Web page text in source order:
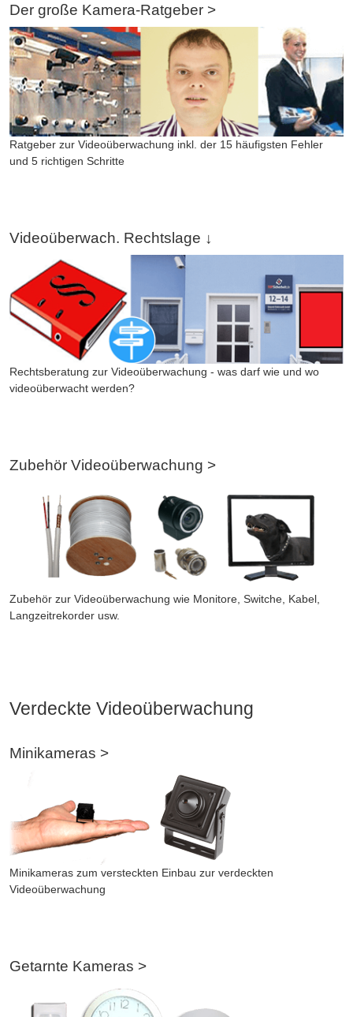
Der große Kamera-Ratgeber >
Ratgeber zur Videoüberwachung inkl. der 15 häufigsten Fehler
und 5 richtigen Schritte
Videoüberwach. Rechtslage ↓
Rechtsberatung zur Videoüberwachung - was darf wie und wo
videoüberwacht werden?
Zubehör Videoüberwachung >
Zubehör zur Videoüberwachung wie Monitore, Switche, Kabel,
Langzeitrekorder usw.
Verdeckte Videoüberwachung
Minikameras >
Minikameras zum versteckten Einbau zur verdeckten
Videoüberwachung
Getarnte Kameras >